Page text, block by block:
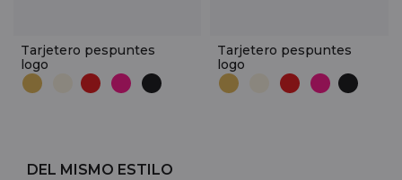
Tarjetero pespuntes
logo
Tarjetero pespuntes
logo
DEL MISMO ESTILO